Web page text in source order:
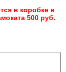
в коробке в
500 руб.